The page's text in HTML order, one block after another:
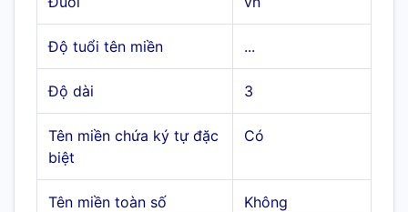
Độ tuổi tên miền ...
Độ dài 3
Tên miền chứa ký tự đặc
biệt
Có
Tên miền toàn số Không